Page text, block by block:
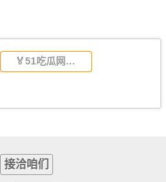
🏅51吃瓜网今日吃瓜资源|吃瓜爆料网|吃瓜网官网|吃瓜入口:东莞到四川省物流专线,东莞到四川省物流公司
接洽咱们